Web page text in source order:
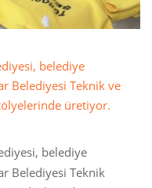
belediye
Belediyesi Teknik ve
üretiyor.
belediye
Belediyesi Teknik